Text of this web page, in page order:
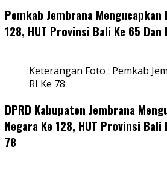
Pemkab Jembrana Mengucapkan
128, HUT Provinsi Bali Ke 65 Dan
Keterangan Foto : Pemkab
RI Ke 78
DPRD Kabupaten Jembrana
Negara Ke 128, HUT Provinsi Bali
78